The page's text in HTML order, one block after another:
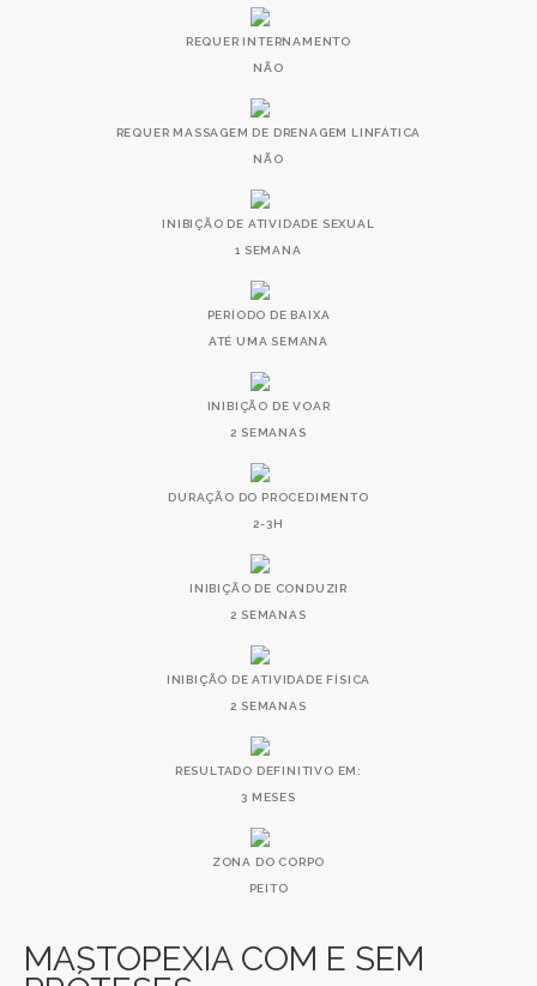
REQUER INTERNAMENTO
NÃO
REQUER MASSAGEM DE DRENAGEM LINFÁTICA
NÃO
INIBIÇÃO DE ATIVIDADE SEXUAL
1 SEMANA
PERÍODO DE BAIXA
ATÉ UMA SEMANA
INIBIÇÃO DE VOAR
2 SEMANAS
DURAÇÃO DO PROCEDIMENTO
2-3H
INIBIÇÃO DE CONDUZIR
2 SEMANAS
INIBIÇÃO DE ATIVIDADE FÍSICA
2 SEMANAS
RESULTADO DEFINITIVO EM:
3 MESES
ZONA DO CORPO
PEITO
MASTOPEXIA COM E SEM